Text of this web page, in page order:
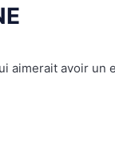
aimerait avoir un